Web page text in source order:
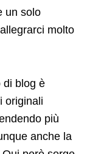
un solo
molto
di blog è
originali
più
anche la